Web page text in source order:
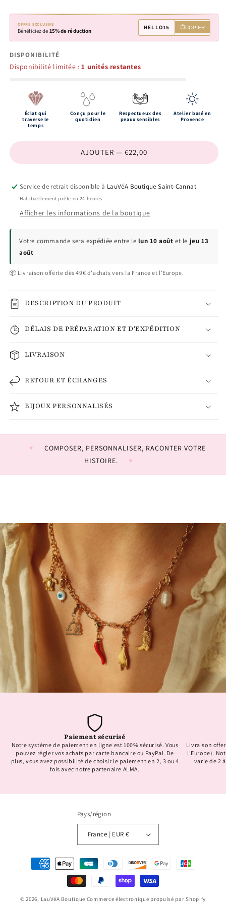
OFFRE EXCLUSIVE
Bénéficiez de 15% de réduction HELLO15 COPIER
DISPONIBILITÉ
Disponibilité limitée :1 unités restantes
Éclat qui
traverse le
temps
Conçu pour le
quotidien
Respectueux des
peaux sensibles
Atelier basé en
Provence
AJOUTER — €22,00
Service de retrait disponible à LauVéA Boutique Saint-Cannat
Habituellement prête en 24 heures
Afficher les informations de la boutique
Votre commande sera expédiée entre le lun 10 août et le jeu 13
août
📦 Livraison offerte dès 49€ d'achats vers la France et l'Europe.
DESCRIPTION DU PRODUIT
DÉLAIS DE PRÉPARATION ET D'EXPÉDITION
LIVRAISON
RETOUR ET ÉCHANGES
BIJOUX PERSONNALISÉS
COMPOSER, PERSONNALISER, RACONTER VOTRE
HISTOIRE.
Paiement sécurisé
Notre système de paiement en ligne est 100% sécurisé. Vous
pouvez régler vos achats par carte bancaire ou PayPal. De
plus, vous avez possibilité de choisir le paiement en 2, 3 ou 4
fois avec notre partenaire ALMA.
Livraison
l'Europe).
varie de 2
Pays/région
France | EUR €
Moyens
© 2026, LauVéA Boutique Commerce électronique propulsé par Shopify